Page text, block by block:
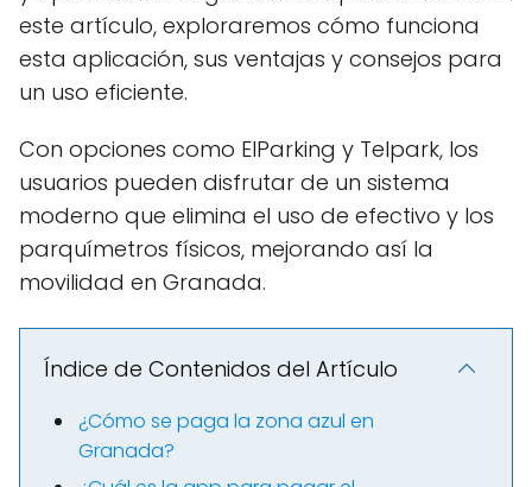
este artículo, exploraremos cómo funciona
esta aplicación, sus ventajas y consejos para
un uso eficiente.
Con opciones como ElParking y Telpark, los
usuarios pueden disfrutar de un sistema
moderno que elimina el uso de efectivo y los
parquímetros físicos, mejorando así la
movilidad en Granada.
Índice de Contenidos del Artículo
¿Cómo se paga la zona azul en
Granada?